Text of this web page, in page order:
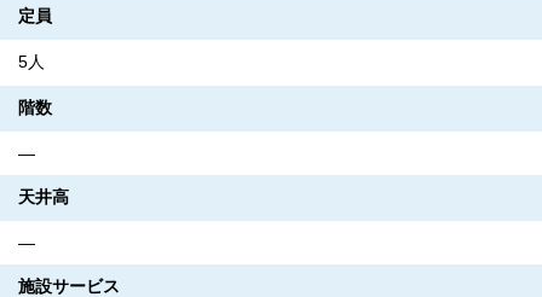
定員
5人
階数
―
天井高
―
施設サービス